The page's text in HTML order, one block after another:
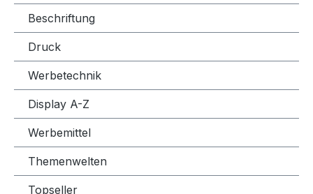
Beschriftung
Druck
Werbetechnik
Display A-Z
Werbemittel
Themenwelten
Topseller